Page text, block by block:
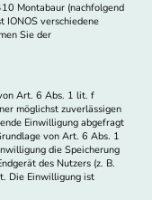
Montabaur (nachfolgend
IONOS verschiedene
Sie der
Art. 6 Abs. 1 lit. f
möglichst zuverlässigen
Einwilligung abgefragt
von Art. 6 Abs. 1
die Speicherung
des Nutzers (z. B.
Die Einwilligung ist